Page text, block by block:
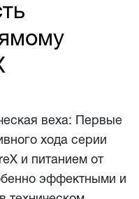
веха: Первые
хода серии
и питанием от
эффектными и